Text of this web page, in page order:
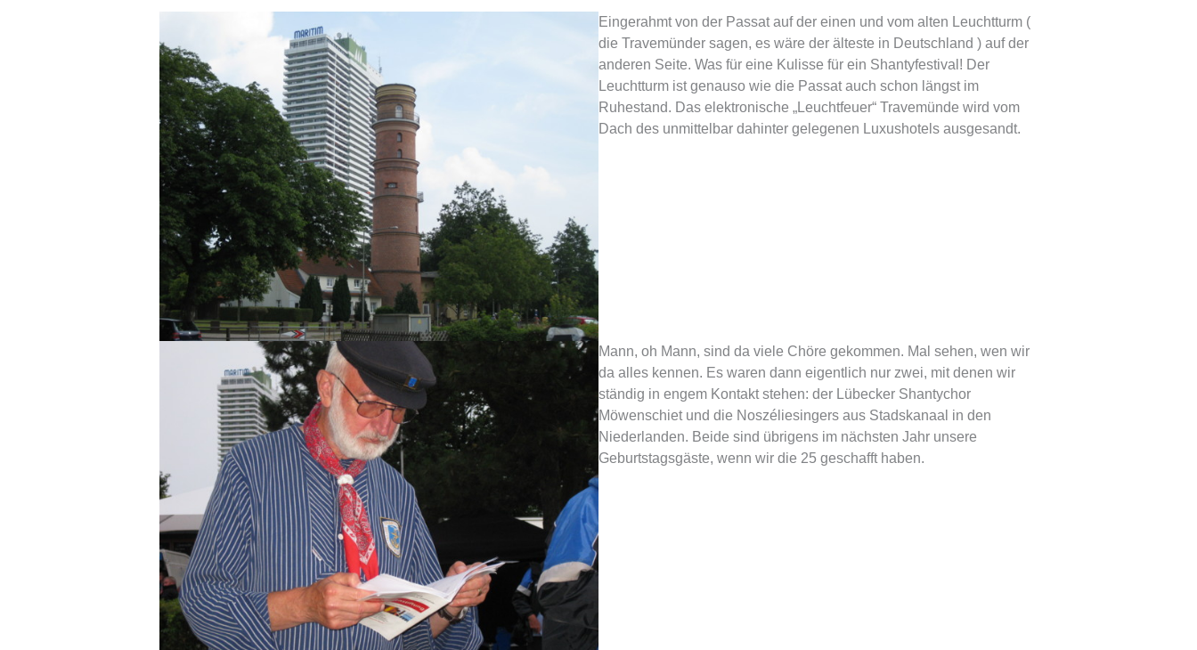
Eingerahmt von der Passat auf der einen und vom alten Leuchtturm (
die Travemünder sagen, es wäre der älteste in Deutschland ) auf der
anderen Seite. Was für eine Kulisse für ein Shantyfestival! Der
Leuchtturm ist genauso wie die Passat auch schon längst im
Ruhestand. Das elektronische „Leuchtfeuer“ Travemünde wird vom
Dach des unmittelbar dahinter gelegenen Luxushotels ausgesandt.
Mann, oh Mann, sind da viele Chöre gekommen. Mal sehen, wen wir
da alles kennen. Es waren dann eigentlich nur zwei, mit denen wir
ständig in engem Kontakt stehen: der Lübecker Shantychor
Möwenschiet und die Noszéliesingers aus Stadskanaal in den
Niederlanden. Beide sind übrigens im nächsten Jahr unsere
Geburtstagsgäste, wenn wir die 25 geschafft haben.